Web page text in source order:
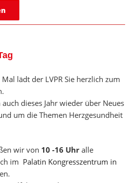
lädt der LVPR Sie herzlich zum
dieses Jahr wieder über Neues
um die Themen Herzgesundheit
wir von 10 -16 Uhr alle
im Palatin Kongresszentrum in